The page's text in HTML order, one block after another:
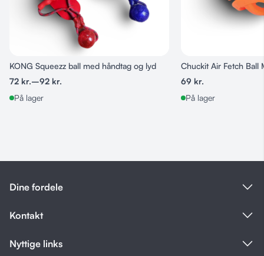
KONG Squeezz ball med håndtag og lyd
72 kr.–92 kr.
På lager
Chuckit Air Fetch Ball
69 kr.
På lager
Dine fordele
Kontakt
Nyttige links